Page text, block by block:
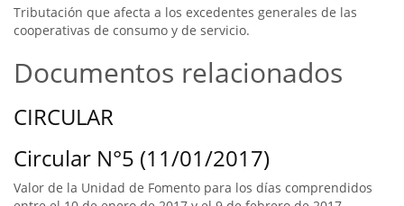
Tributación que afecta a los excedentes generales de las
cooperativas de consumo y de servicio.
Documentos relacionados
CIRCULAR
Circular N°5 (11/01/2017)
Valor de la Unidad de Fomento para los días comprendidos